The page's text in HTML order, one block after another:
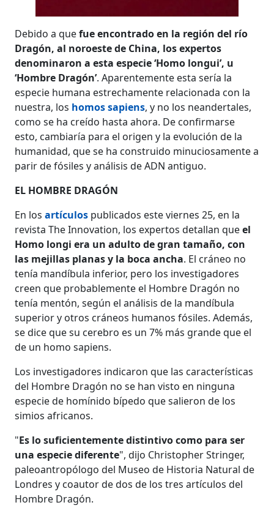
Debido a quefue encontrado en la región del río
Dragón, al noroeste de China, los expertos
denominaron a esta especie ‘Homo longui’, u
‘Hombre Dragón’. Aparentemente esta sería la
especie humana estrechamente relacionada con la
nuestra, los homos sapiens, y no los neandertales,
como se ha creído hasta ahora. De confirmarse
esto, cambiaría para el origen y la evolución de la
humanidad, que se ha construido minuciosamente a
parir de fósiles y análisis de ADN antiguo.
EL HOMBRE DRAGÓN
En losartículos publicados este viernes 25, en la
revista The Innovation, los expertos detallan queel
Homo longi era un adulto de gran tamaño, con
las mejillas planas y la boca ancha. El cráneo no
tenía mandíbula inferior, pero los investigadores
creen que probablemente el Hombre Dragón no
tenía mentón, según el análisis de la mandíbula
superior y otros cráneos humanos fósiles. Además,
se dice que su cerebro es un 7% más grande que el
de un homo sapiens.
Los investigadores indicaron que las características
del Hombre Dragón no se han visto en ninguna
especie de homínido bípedo que salieron de los
simios africanos.
"Es lo suficientemente distintivo como para ser
una especie diferente", dijo Christopher Stringer,
paleoantropólogo del Museo de Historia Natural de
Londres y coautor de dos de los tres artículos del
Hombre Dragón.